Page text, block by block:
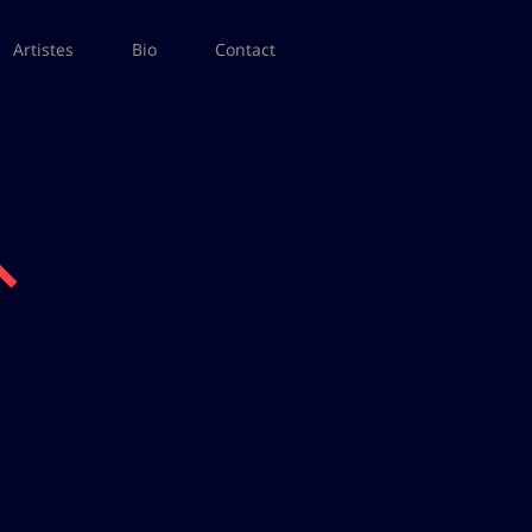
Artistes Bio Contact